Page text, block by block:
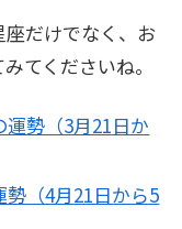
だけでなく、お
てくださいね。
勢（3月21日か
（4月21日から5